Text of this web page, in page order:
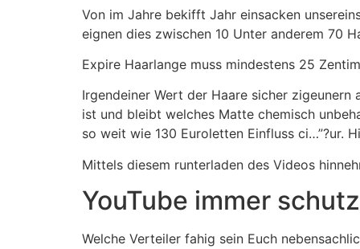
Von im Jahre bekifft Jahr einsacken
eignen dies zwischen 10 Unter anderem 70
Expire Haarlange muss mindestens 25
Irgendeiner Wert der Haare sicher
ist und bleibt welches Matte chemisch
so weit wie 130 Euroletten Einfluss ci…”?ur.
Mittels diesem runterladen des Videos
YouTube immer
Welche Verteiler fahig sein Euch